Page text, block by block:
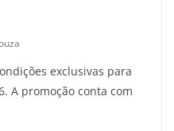
exclusivas para
A promoção conta com